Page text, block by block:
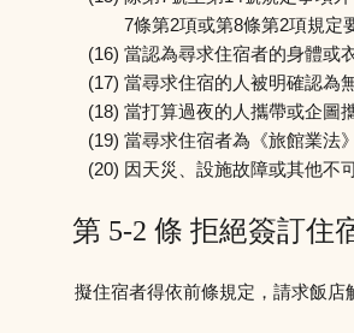
7條第2項或第8條第2項規定
當認為尋求住宿者的身體或
當尋求住宿的人被明確認為
當打算過夜的人攜帶或企圖
當尋求住宿者為《旅館業法
因天災、設施故障或其他不
第 5-2 條 拒絕簽訂住
擬住宿者得依前條規定，請求飯店